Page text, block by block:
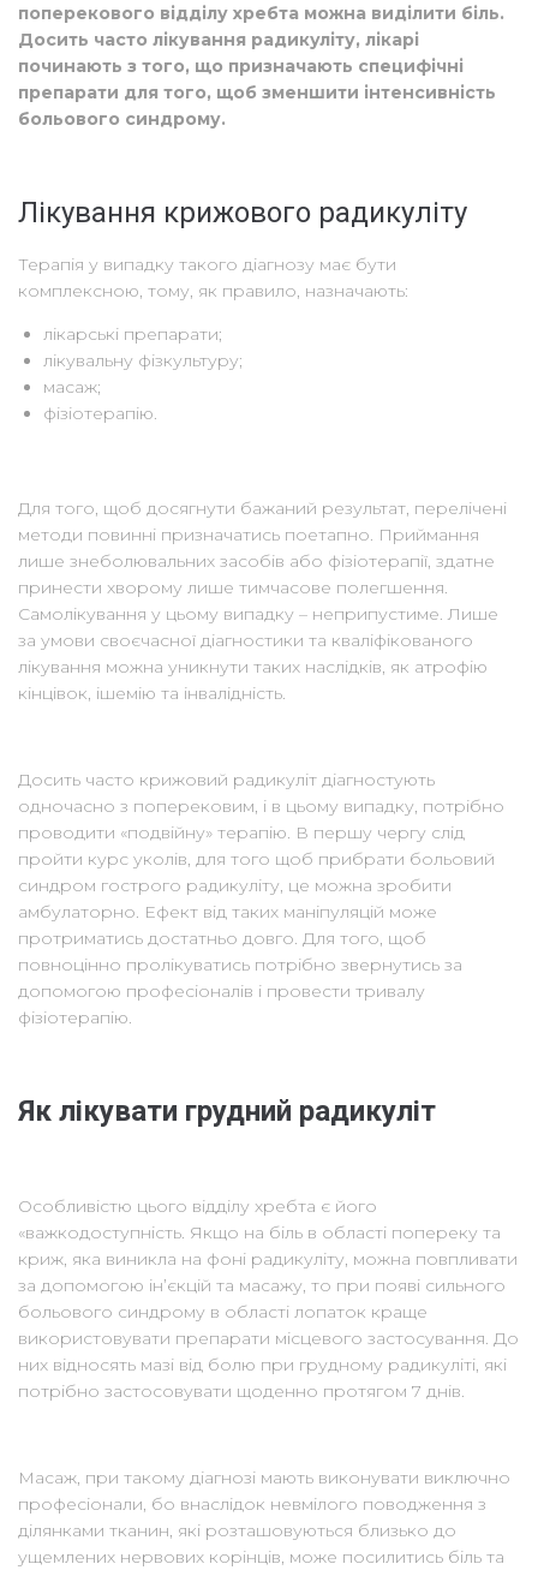
поперекового відділу хребта можна виділити біль.
Досить часто лікування радикуліту, лікарі
починають з того, що призначають специфічні
препарати для того, щоб зменшити інтенсивність
больового синдрому.
Лікування крижового радикуліту
Терапія у випадку такого діагнозу має бути
комплексною, тому, як правило, назначають:
лікарські препарати;
лікувальну фізкультуру;
масаж;
фізіотерапію.
Для того, щоб досягнути бажаний результат, перелічені
методи повинні призначатись поетапно. Приймання
лише знеболювальних засобів або фізіотерапії, здатне
принести хворому лише тимчасове полегшення.
Самолікування у цьому випадку – неприпустиме. Лише
за умови своєчасної діагностики та кваліфікованого
лікування можна уникнути таких наслідків, як атрофію
кінцівок, ішемію та інвалідність.
Досить часто крижовий радикуліт діагностують
одночасно з поперековим, і в цьому випадку, потрібно
проводити «подвійну» терапію. В першу чергу слід
пройти курс уколів, для того щоб прибрати больовий
синдром гострого радикуліту, це можна зробити
амбулаторно. Ефект від таких маніпуляцій може
протриматись достатньо довго. Для того, щоб
повноцінно пролікуватись потрібно звернутись за
допомогою професіоналів і провести тривалу
фізіотерапію.
Як лікувати грудний радикуліт
Особливістю цього відділу хребта є його
«важкодоступність. Якщо на біль в області попереку та
криж, яка виникла на фоні радикуліту, можна повпливати
за допомогою ін’єкцій та масажу, то при появі сильного
больового синдрому в області лопаток краще
використовувати препарати місцевого застосування. До
них відносять мазі від болю при грудному радикуліті, які
потрібно застосовувати щоденно протягом 7 днів.
Масаж, при такому діагнозі мають виконувати виключно
професіонали, бо внаслідок невмілого поводження з
ділянками тканин, які розташовуються близько до
ущемлених нервових корінців, може посилитись біль та